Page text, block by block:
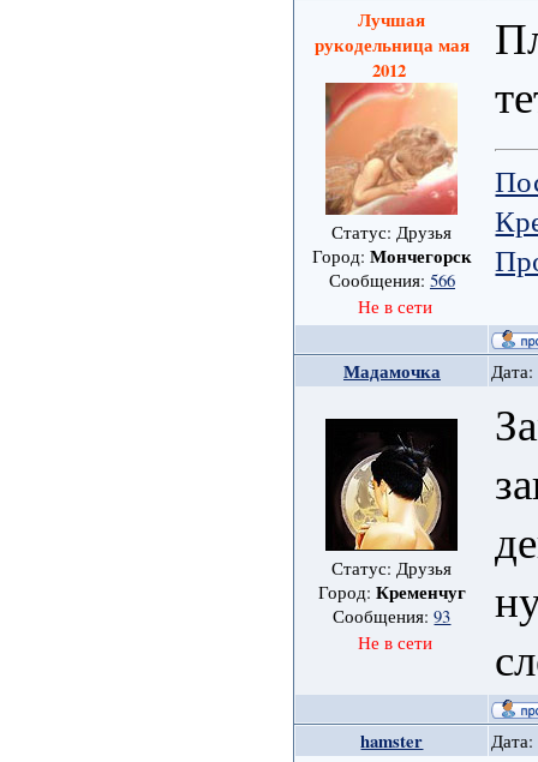
Лучшая
рукодельница мая
2012
Статус: Друзья
Город: Мончегорск
Сообщения: 566
Не в сети
Мадамочка
Статус: Друзья
Город: Кременчуг
Сообщения:93
Не в сети
hamster